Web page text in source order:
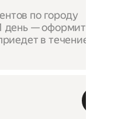
по городу
день — оформите
в течение